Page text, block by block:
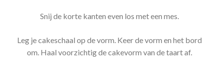
Snij de korte kanten even los met een mes.
Leg je cakeschaal op de vorm. Keer de vorm en het bord
om. Haal voorzichtig de cakevorm van de taart af.